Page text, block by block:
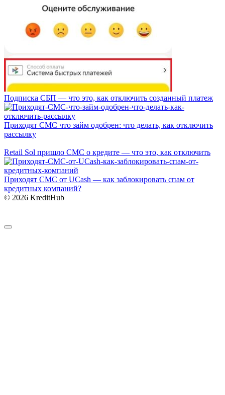
Подписка СБП — что это, как отключить созданный платеж
Приходят СМС что займ одобрен: что делать, как отключить
рассылку
Retail Sol пришло СМС о кредите — что это, как отключить
Приходят СМС от UCash — как заблокировать спам от
кредитных компаний?
© 2026 KreditHub